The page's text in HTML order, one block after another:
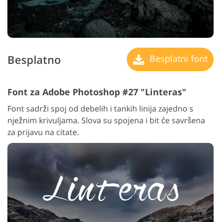
Besplatno Besplatni font
Font za Adobe Photoshop #27 "Linteras"
Font sadrži spoj od debelih i tankih linija zajedno s
nježnim krivuljama. Slova su spojena i bit će savršena
za prijavu na citate.